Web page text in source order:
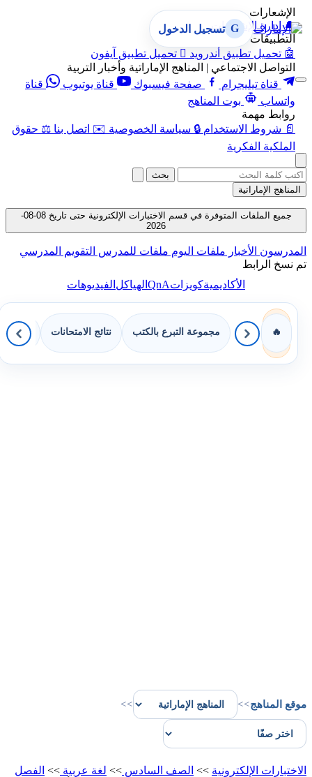
الإشعارات
🔔 إدارة الإشعارات
التطبيقات
🤖 تحميل تطبيق أندرويد  تحميل تطبيق آيفون
التواصل الاجتماعي | المناهج الإماراتية وأخبار التربية
قناة تيليجرام
صفحة فيسبوك قناة يوتيوب
قناة
واتساب
بوت المناهج
روابط مهمة
📄 شروط الاستخدام 🔒 سياسة الخصوصية ✉️ اتصل بنا ⚖️ حقوق
الملكية الفكرية
G تسجيل الدخول
بحث
المناهج الإماراتية
جميع الملفات المتوفرة في قسم الاختبارات الإلكترونية حتى تاريخ 08-08-
2026
المدرسون الأخبار ملفات اليوم ملفات للمدرس التقويم المدرسي
تم نسخ الرابط
الأكاديميةكويزاتQnAالهياكل الفيديوهات
🔥 مجموعة التبرع بالكتب نتائج الامتحانات
موقع المناهج>>
>>
الاختبارات الإلكترونية >> الصف السادس >> لغة عربية >> الفصل